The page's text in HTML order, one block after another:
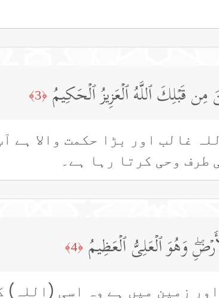
قَبۡلِكَ ٱللَّهُ ٱلۡعَزِیزُ ٱلۡحَكِیمُ ﴿3﴾
غالب اور بڑا حکمت والا ہے
طرف وحی کرتا رہا ہے۔
وَهُوَ ٱلۡعَلِیُّ ٱلۡعَظِیمُ ﴿4﴾
زمین میں ہے وہ اسی (اللہ)